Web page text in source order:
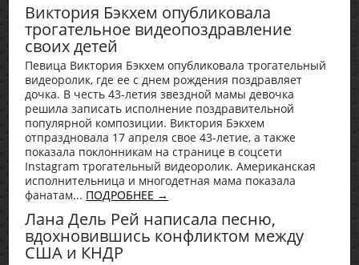
Виктория Бэкхем опубликовала
трогательное видеопоздравление
своих детей
Певица Виктория Бэкхем опубликовала трогательный
видеоролик, где ее с днем рождения поздравляет
дочка. В честь 43-летия звездной мамы девочка
решила записать исполнение поздравительной
популярной композиции. Виктория Бэкхем
отпраздновала 17 апреля свое 43-летие, а также
показала поклонникам на странице в соцсети
Instagram трогательный видеоролик. Американская
исполнительница и многодетная мама показала
фанатам... ПОДРОБНЕЕ →
Лана Дель Рей написала песню,
вдохновившись конфликтом между
США и КНДР